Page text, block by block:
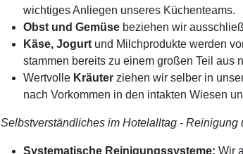
wichtiges Anliegen unseres Küchenteams.
Obst und Gemüse beziehen wir
Käse, Jogurt und Milchprodukte werden
stammen bereits zu einem großen Teil aus
Wertvolle Kräuter ziehen wir selber in
nach Vorkommen in den intakten Wiesen
Selbstverständliches im Hotelalltag - Reinigung
Systematische Reinigungssysteme: Wir